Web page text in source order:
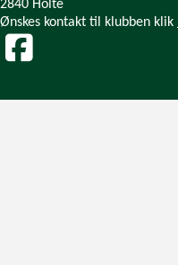
2840 Holte
Ønskes kontakt til klubben klik